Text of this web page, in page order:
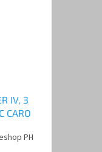
IV, 3
CARO
PH